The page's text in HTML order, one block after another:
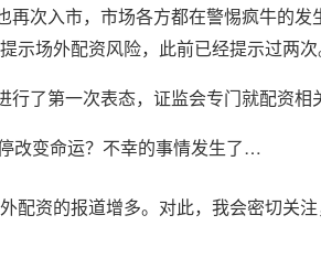
次入市，市场各方都在警惕疯牛的发
示场外配资风险，此前已经提示过两次
了第一次表态，证监会专门就配资相
配资的报道增多。对此，我会密切关